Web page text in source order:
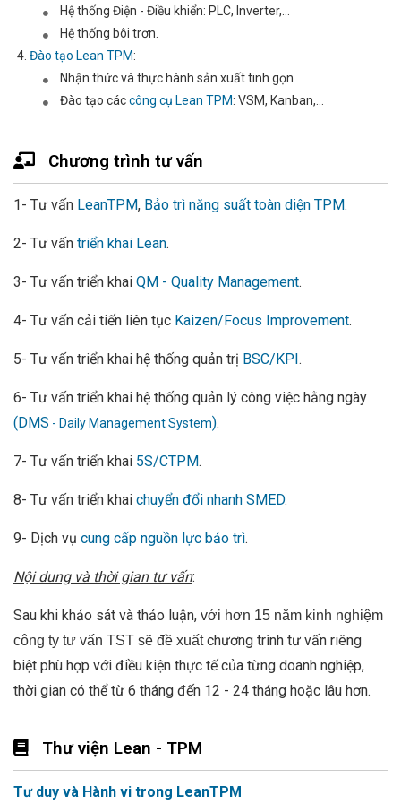
Hệ thống Điện - Điều khiển: PLC, Inverter,...
Hệ thống bôi trơn.
Đào tạo Lean TPM:
Nhận thức và thực hành sản xuất tinh gọn
Đào tạo cáccông cụ Lean TPM: VSM, Kanban,...
Chương trình tư vấn
1- Tư vấn LeanTPM, Bảo trì năng suất toàn diện TPM.
2- Tư vấn triển khai Lean.
3- Tư vấn triển khai QM - Quality Management.
4- Tư vấn cải tiến liên tục Kaizen/Focus Improvement.
5- Tư vấn triển khai hệ thống quản trị BSC/KPI.
6- Tư vấn triển khai hệ thống quản lý công việc hằng ngày
(DMS - Daily Management System).
7- Tư vấn triển khai 5S/CTPM.
8- Tư vấn triển khai chuyển đổi nhanh SMED.
9- Dịch vụ cung cấp nguồn lực bảo trì.
Nội dung và thời gian tư vấn:
Sau khi khảo sát và thảo luận, với hơn 15 năm kinh nghiệm
công ty tư vấn TST sẽ đề xuấtchương trình tư vấn riêng
biệt phù hợp với điều kiện thực tế của từng doanh nghiệp,
thời gian có thể từ 6 tháng đến 12 - 24 tháng hoặc lâu hơn.
Thư viện Lean - TPM
Tư duy và Hành vi trong LeanTPM